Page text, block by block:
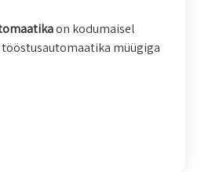
on kodumaisel
müügiga